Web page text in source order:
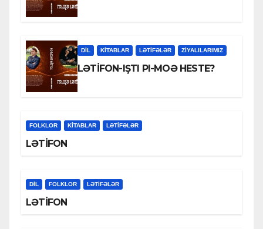
DİL KİTABLAR LƏTIFƏLƏR ZİYALILARIMIZ
LƏTİFON-IŞTI PI-MOƏ HESTE?
FOLKLOR KİTABLAR LƏTIFƏLƏR
LƏTİFON
DİL FOLKLOR LƏTIFƏLƏR
LƏTİFON